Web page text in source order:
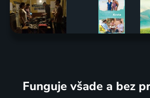
Funguje všade a bez